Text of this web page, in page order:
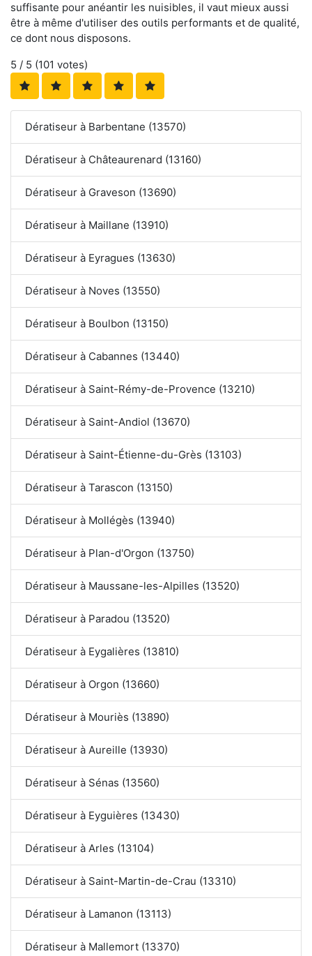
suffisante pour anéantir les nuisibles, il vaut mieux aussi
être à même d'utiliser des outils performants et de qualité,
ce dont nous disposons.
5 / 5 (101 votes)
Dératiseur à Barbentane (13570)
Dératiseur à Châteaurenard (13160)
Dératiseur à Graveson (13690)
Dératiseur à Maillane (13910)
Dératiseur à Eyragues (13630)
Dératiseur à Noves (13550)
Dératiseur à Boulbon (13150)
Dératiseur à Cabannes (13440)
Dératiseur à Saint-Rémy-de-Provence (13210)
Dératiseur à Saint-Andiol (13670)
Dératiseur à Saint-Étienne-du-Grès (13103)
Dératiseur à Tarascon (13150)
Dératiseur à Mollégès (13940)
Dératiseur à Plan-d'Orgon (13750)
Dératiseur à Maussane-les-Alpilles (13520)
Dératiseur à Paradou (13520)
Dératiseur à Eygalières (13810)
Dératiseur à Orgon (13660)
Dératiseur à Mouriès (13890)
Dératiseur à Aureille (13930)
Dératiseur à Sénas (13560)
Dératiseur à Eyguières (13430)
Dératiseur à Arles (13104)
Dératiseur à Saint-Martin-de-Crau (13310)
Dératiseur à Lamanon (13113)
Dératiseur à Mallemort (13370)